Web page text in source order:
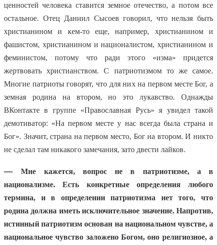
ценностей человека ставится земное отечество, а потом все
остальное. Отец Даниил Сысоев говорил, что нельзя быть
христианином и кем-то еще, например, христианином и
фашистом, христианином и националистом, христианином и
феминистом, потому что ради этого «изма» придется
жертвовать христианством. С патриотизмом то же самое.
Многие патриоты говорят, что для них на первом месте Бог, а
земная родина на втором, но это лукавство. Однажды
ВКонтакте в группе «Православная Русь» я увидел такой
демотиватор: «На первом месте у нас всегда была страна и
Бог». Значит, страна на первом место, Бог на втором. И никто
не сделал там никакого замечания, зато двести лайков.
—Мне кажется, вопрос не в патриотизме, а в
национализме. Есть конкретные определения любого
термина, и в определении патриотизма нет того, что
родина должна иметь исключительное значение. Напротив,
истинный патриотизм основан на национальном чувстве, а
национальное чувство заложено Богом, оно религиозное, а